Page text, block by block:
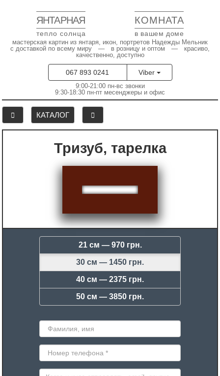
ЯНТАРНАЯ КОМНАТА
тепло солнца в вашем доме
мастерская картин из янтаря, икон, портретов Надежды Мельник
с доставкой по всему миру — в розницу и оптом — красиво,
качественно, доступно
067 893 0241 Viber
9:00-21:00 пн-вс звонки
9:30-18:30 пн-пт месенджеры и офис
КАТАЛОГ
Тризуб, тарелка
21 см — 970 грн.
30 см — 1450 грн.
40 см — 2375 грн.
50 см — 3850 грн.